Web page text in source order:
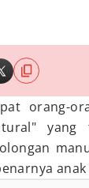
orang-